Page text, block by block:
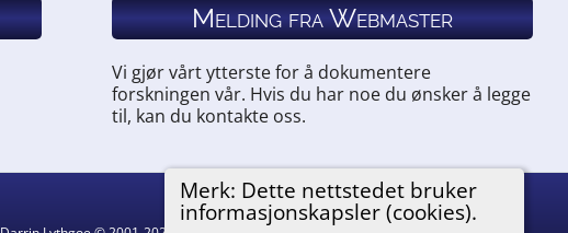
Merk: Dette nettstedet bruker
informasjonskapsler (cookies).
Melding fra Webmaster
Vi gjør vårt ytterste for å dokumentere
forskningen vår. Hvis du har noe du ønsker å legge
til, kan du kontakte oss.